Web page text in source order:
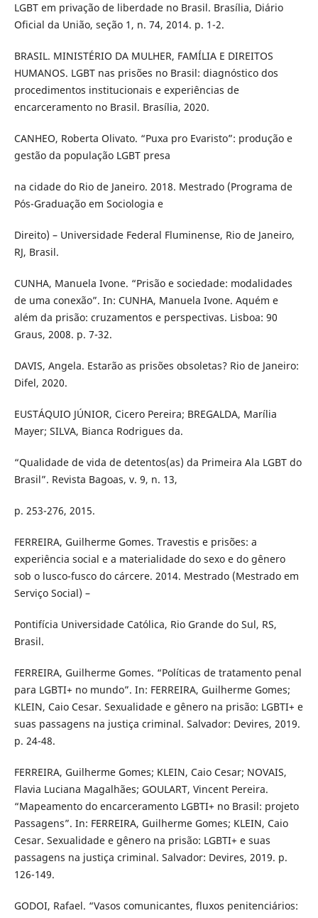
LGBT em privação de liberdade no Brasil. Brasília, Diário
Oficial da União, seção 1, n. 74, 2014. p. 1-2.
BRASIL. MINISTÉRIO DA MULHER, FAMÍLIA E DIREITOS
HUMANOS. LGBT nas prisões no Brasil: diagnóstico dos
procedimentos institucionais e experiências de
encarceramento no Brasil. Brasília, 2020.
CANHEO, Roberta Olivato. “Puxa pro Evaristo”: produção e
gestão da população LGBT presa
na cidade do Rio de Janeiro. 2018. Mestrado (Programa de
Pós-Graduação em Sociologia e
Direito) – Universidade Federal Fluminense, Rio de Janeiro,
RJ, Brasil.
CUNHA, Manuela Ivone. “Prisão e sociedade: modalidades
de uma conexão”. In: CUNHA, Manuela Ivone. Aquém e
além da prisão: cruzamentos e perspectivas. Lisboa: 90
Graus, 2008. p. 7-32.
DAVIS, Angela. Estarão as prisões obsoletas? Rio de Janeiro:
Difel, 2020.
EUSTÁQUIO JÚNIOR, Cicero Pereira; BREGALDA, Marília
Mayer; SILVA, Bianca Rodrigues da.
“Qualidade de vida de detentos(as) da Primeira Ala LGBT do
Brasil”. Revista Bagoas, v. 9, n. 13,
p. 253-276, 2015.
FERREIRA, Guilherme Gomes. Travestis e prisões: a
experiência social e a materialidade do sexo e do gênero
sob o lusco-fusco do cárcere. 2014. Mestrado (Mestrado em
Serviço Social) –
Pontifícia Universidade Católica, Rio Grande do Sul, RS,
Brasil.
FERREIRA, Guilherme Gomes. “Políticas de tratamento penal
para LGBTI+ no mundo”. In: FERREIRA, Guilherme Gomes;
KLEIN, Caio Cesar. Sexualidade e gênero na prisão: LGBTI+ e
suas passagens na justiça criminal. Salvador: Devires, 2019.
p. 24-48.
FERREIRA, Guilherme Gomes; KLEIN, Caio Cesar; NOVAIS,
Flavia Luciana Magalhães; GOULART, Vincent Pereira.
“Mapeamento do encarceramento LGBTI+ no Brasil: projeto
Passagens”. In: FERREIRA, Guilherme Gomes; KLEIN, Caio
Cesar. Sexualidade e gênero na prisão: LGBTI+ e suas
passagens na justiça criminal. Salvador: Devires, 2019. p.
126-149.
GODOI, Rafael. “Vasos comunicantes, fluxos penitenciários: